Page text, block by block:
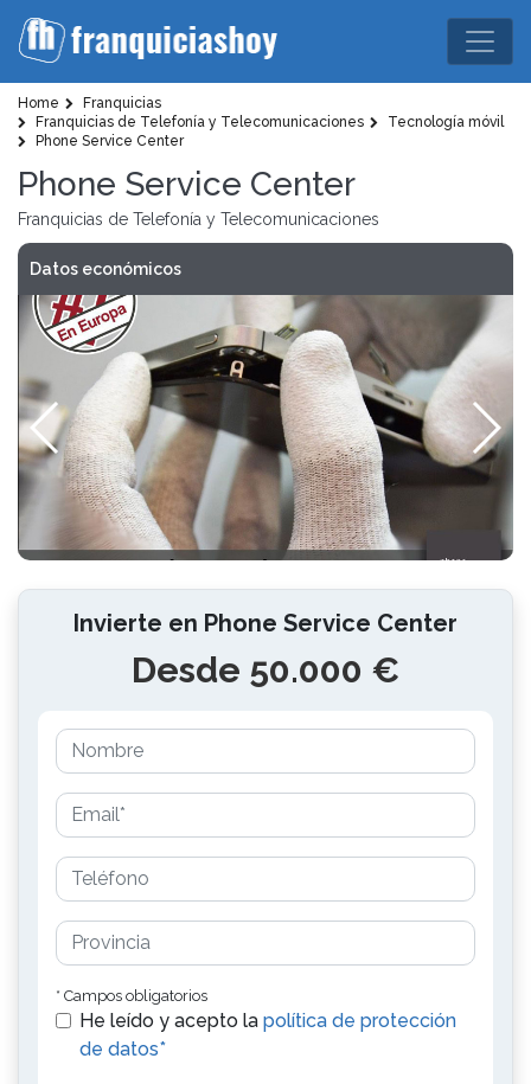
Home
Franquicias
Franquicias de Telefonía y Telecomunicaciones
Tecnología móvil
Phone Service Center
Phone Service Center
Franquicias de Telefonía y Telecomunicaciones
Datos económicos
Invierte en Phone Service Center
Desde 50.000 €
* Campos obligatorios
He leído y acepto la política de protección
de datos*